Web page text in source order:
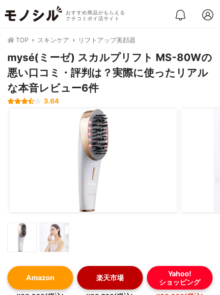
おすすめ商品がもらえる
クチコミポイ活サイト
TOP スキンケア リフトアップ美顔器
mysé(ミーゼ) スカルプリフト MS-80Wの
悪い口コミ・評判は？実際に使ったリアル
な本音レビュー6件
3.64
Amazon 楽天市場
Yahoo!
ショッピング